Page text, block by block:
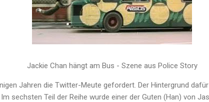
Jackie Chan hängt am Bus - Szene aus Police Story
Jahren die Twitter-Meute gefordert. Der Hintergrund
sechsten Teil der Reihe wurde einer der Guten (Han) von